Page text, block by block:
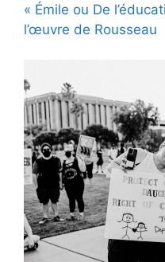
« Émile ou De
l’œuvre de Rousseau